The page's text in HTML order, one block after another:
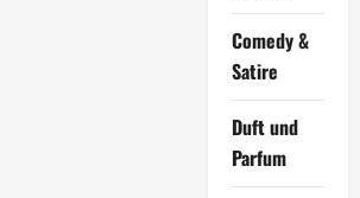
Comedy &
Satire
Duft und
Parfum